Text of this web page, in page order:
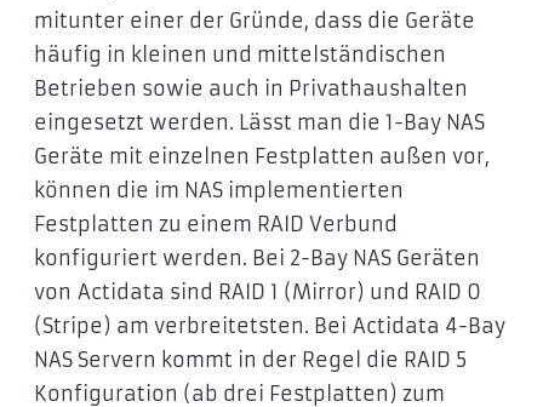
mitunter einer der Gründe, dass die Geräte
häufig in kleinen und mittelständischen
Betrieben sowie auch in Privathaushalten
eingesetzt werden. Lässt man die 1-Bay NAS
Geräte mit einzelnen Festplatten außen vor,
können die im NAS implementierten
Festplatten zu einem RAID Verbund
konfiguriert werden. Bei 2-Bay NAS Geräten
von Actidata sind RAID 1 (Mirror) und RAID 0
(Stripe) am verbreitetsten. Bei Actidata 4-Bay
NAS Servern kommt in der Regel die RAID 5
Konfiguration (ab drei Festplatten) zum